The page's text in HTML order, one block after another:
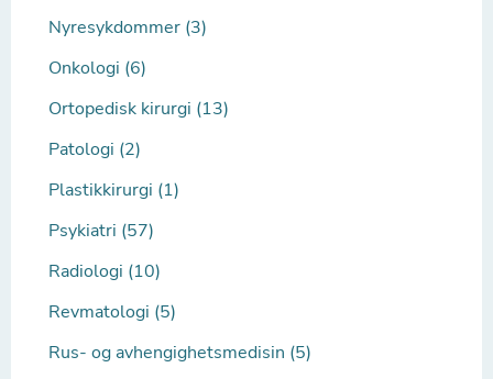
Nyresykdommer (3)
Onkologi (6)
Ortopedisk kirurgi (13)
Patologi (2)
Plastikkirurgi (1)
Psykiatri (57)
Radiologi (10)
Revmatologi (5)
Rus- og avhengighetsmedisin (5)